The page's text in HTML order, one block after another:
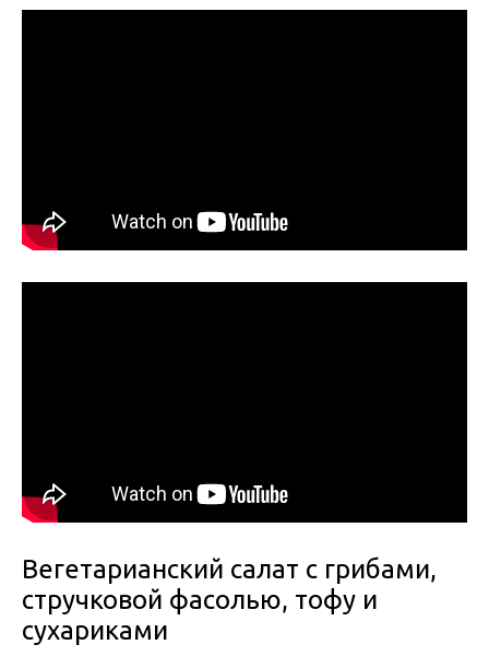
Вегетарианский салат с грибами,
стручковой фасолью, тофу и
сухариками